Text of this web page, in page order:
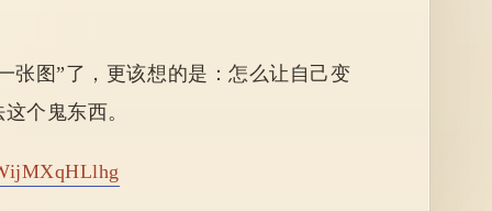
张图”了， 更该想的是：怎么让自己变
个鬼东西。